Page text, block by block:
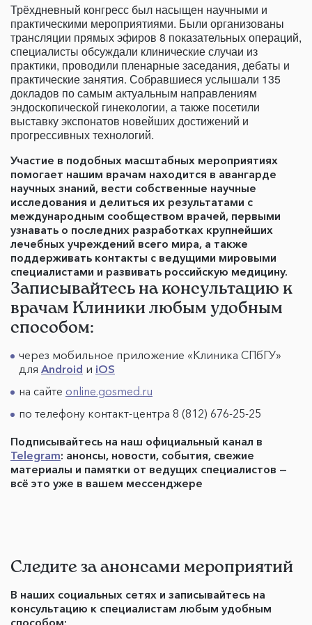
Трёхдневный конгресс был насыщен научными и
практическими мероприятиями. Были организованы
трансляции прямых эфиров 8 показательных операций,
специалисты обсуждали клинические случаи из
практики, проводили пленарные заседания, дебаты и
практические занятия. Собравшиеся услышали 135
докладов по самым актуальным направлениям
эндоскопической гинекологии, а также посетили
выставку экспонатов новейших достижений и
прогрессивных технологий.
Участие в подобных масштабных мероприятиях
помогает нашим врачам находится в авангарде
научных знаний, вести собственные научные
исследования и делиться их результатами с
международным сообществом врачей, первыми
узнавать о последних разработках крупнейших
лечебных учреждений всего мира, а также
поддерживать контакты с ведущими мировыми
специалистами и развивать российскую медицину.
Записывайтесь на консультацию к
врачам Клиники любым удобным
способом:
через мобильное приложение «Клиника СПбГУ»
для Android и iOS
на сайте online.gosmed.ru
по телефону контакт-центра 8 (812) 676-25-25
Подписывайтесь на наш официальный канал в
Telegram: анонсы, новости, события, свежие
материалы и памятки от ведущих специалистов —
всё это уже в вашем мессенджере
Следите за анонсами мероприятий
В наших социальных сетях и записывайтесь на
консультацию к специалистам любым удобным
способом: